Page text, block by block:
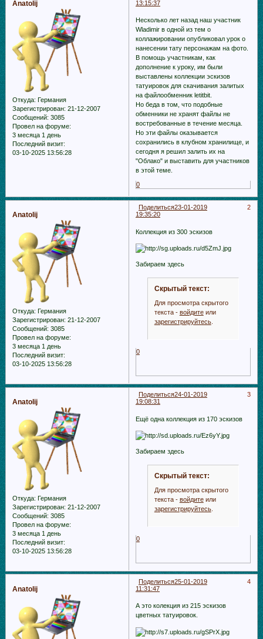
13:15:37
Anatolij
Откуда: Германия
Зарегистрирован: 21-12-2007
Сообщений: 3085
Провел на форуме:
3 месяца 1 день
Последний визит:
03-10-2025 13:56:28
Несколько лет назад наш участник
Wladimir в одной из тем о
коллажировании опубликовал урок о
нанесении тату персонажам на фото.
В помощь участникам, как
дополнение к уроку, им были
выставлены коллекции эскизов
татуировок для скачивания залитых
на файлообменник letitbit.
Но беда в том, что подобные
обменники не хранят файлы не
востребованные в течение месяца.
Но эти файлы оказывается
сохранились в клубном хранилище, и
сегодня я решил залить их на
"Облако" и выставить для участников
в этой теме.
0
Поделиться 2
23-01-2019
19:35:20
Anatolij
Откуда: Германия
Зарегистрирован: 21-12-2007
Сообщений: 3085
Провел на форуме:
3 месяца 1 день
Последний визит:
03-10-2025 13:56:28
Коллекция из 300 эскизов
Забираем здесь
Скрытый текст:
Для просмотра скрытого
текста - войдитеили
зарегистрируйтесь.
0
Поделиться 3
24-01-2019
19:08:31
Anatolij
Откуда: Германия
Зарегистрирован: 21-12-2007
Сообщений: 3085
Провел на форуме:
3 месяца 1 день
Последний визит:
03-10-2025 13:56:28
Ещё одна коллекция из 170 эскизов
Забираем здесь
Скрытый текст:
Для просмотра скрытого
текста - войдитеили
зарегистрируйтесь.
0
Поделиться 4
25-01-2019
11:31:47
Anatolij
А это колекция из 215 эскизов
цветных татуировок.